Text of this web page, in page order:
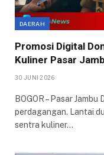
DAERAH
Promosi Digital
Kuliner Pasar
30 JUNI 2026
BOGOR – Pasar
perdagangan. Lantai
sentra kuliner…